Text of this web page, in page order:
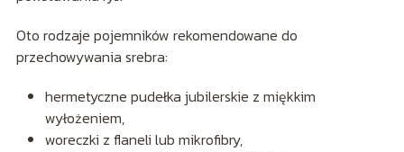
Oto rodzaje pojemników rekomendowane do
przechowywania srebra:
hermetyczne pudełka jubilerskie z miękkim
wyłożeniem,
woreczki z flaneli lub mikrofibry,